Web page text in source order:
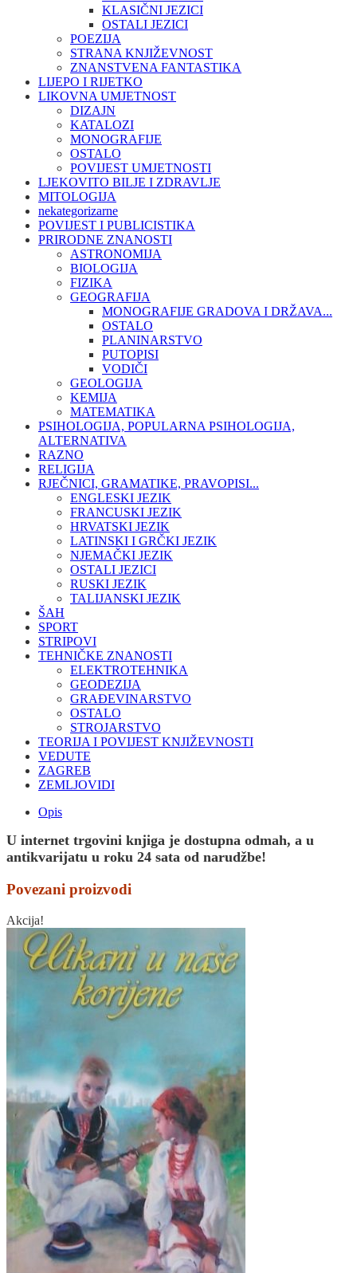
KLASIČNI JEZICI
OSTALI JEZICI
POEZIJA
STRANA KNJIŽEVNOST
ZNANSTVENA FANTASTIKA
LIJEPO I RIJETKO
LIKOVNA UMJETNOST
DIZAJN
KATALOZI
MONOGRAFIJE
OSTALO
POVIJEST UMJETNOSTI
LJEKOVITO BILJE I ZDRAVLJE
MITOLOGIJA
nekategorizarne
POVIJEST I PUBLICISTIKA
PRIRODNE ZNANOSTI
ASTRONOMIJA
BIOLOGIJA
FIZIKA
GEOGRAFIJA
MONOGRAFIJE GRADOVA I DRŽAVA...
OSTALO
PLANINARSTVO
PUTOPISI
VODIČI
GEOLOGIJA
KEMIJA
MATEMATIKA
PSIHOLOGIJA, POPULARNA PSIHOLOGIJA,
ALTERNATIVA
RAZNO
RELIGIJA
RJEČNICI, GRAMATIKE, PRAVOPISI...
ENGLESKI JEZIK
FRANCUSKI JEZIK
HRVATSKI JEZIK
LATINSKI I GRČKI JEZIK
NJEMAČKI JEZIK
OSTALI JEZICI
RUSKI JEZIK
TALIJANSKI JEZIK
ŠAH
SPORT
STRIPOVI
TEHNIČKE ZNANOSTI
ELEKTROTEHNIKA
GEODEZIJA
GRAĐEVINARSTVO
OSTALO
STROJARSTVO
TEORIJA I POVIJEST KNJIŽEVNOSTI
VEDUTE
ZAGREB
ZEMLJOVIDI
Opis
U internet trgovini knjiga je dostupna odmah, a u
antikvarijatu u roku 24 sata od narudžbe!
Povezani proizvodi
Akcija!